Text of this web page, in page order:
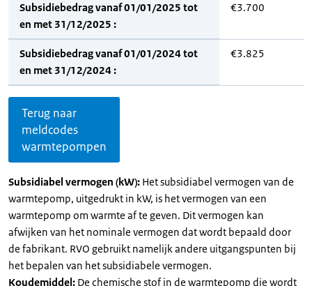
Subsidiebedrag vanaf 01/01/2025 tot
en met 31/12/2025 :
€3.700
Subsidiebedrag vanaf 01/01/2024 tot
en met 31/12/2024 :
€3.825
Terug naar
meldcodes
warmtepompen
Subsidiabel vermogen (kW): Het subsidiabel vermogen van de
warmtepomp, uitgedrukt in kW, is het vermogen van een
warmtepomp om warmte af te geven. Dit vermogen kan
afwijken van het nominale vermogen dat wordt bepaald door
de fabrikant. RVO gebruikt namelijk andere uitgangspunten bij
het bepalen van het subsidiabele vermogen.
Koudemiddel: De chemische stof in de warmtepomp die wordt